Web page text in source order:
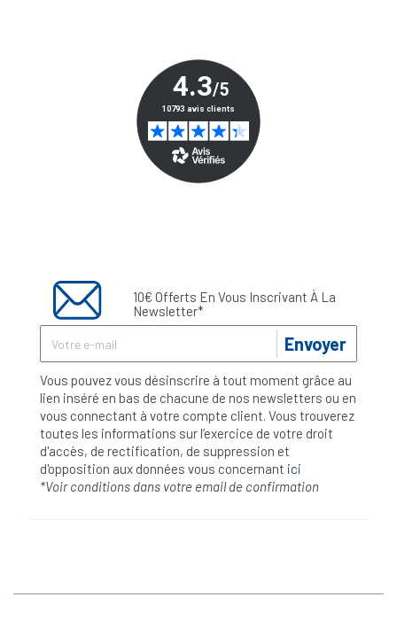
10€ Offerts En Vous Inscrivant À La
Newsletter*
Envoyer
Vous pouvez vous désinscrire à tout moment grâce au
lien inséré en bas de chacune de nos newsletters ou en
vous connectant à votre compte client. Vous trouverez
toutes les informations sur l’exercice de votre droit
d'accès, de rectification, de suppression et
d'opposition aux données vous concernant ici
*Voir conditions dans votre email de confirmation